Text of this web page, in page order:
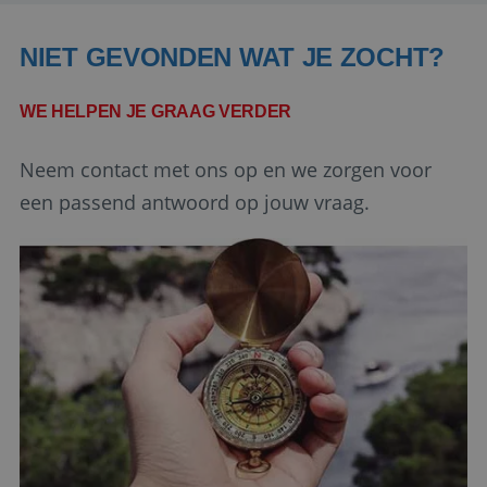
NIET GEVONDEN WAT JE ZOCHT?
WE HELPEN JE GRAAG VERDER
Neem contact met ons op en we zorgen voor
een passend antwoord op jouw vraag.
www.reiswerk.nl
LinkedIn
5 maanden 4
Google Privacy Policy